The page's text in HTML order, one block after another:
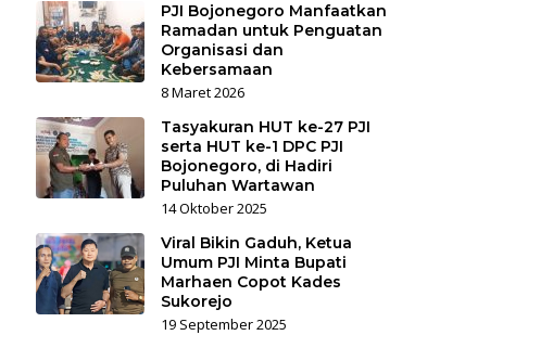
PJI Bojonegoro Manfaatkan
Ramadan untuk Penguatan
Organisasi dan
Kebersamaan
8 Maret 2026
Tasyakuran HUT ke-27 PJI
serta HUT ke-1 DPC PJI
Bojonegoro, di Hadiri
Puluhan Wartawan
14 Oktober 2025
Viral Bikin Gaduh, Ketua
Umum PJI Minta Bupati
Marhaen Copot Kades
Sukorejo
19 September 2025